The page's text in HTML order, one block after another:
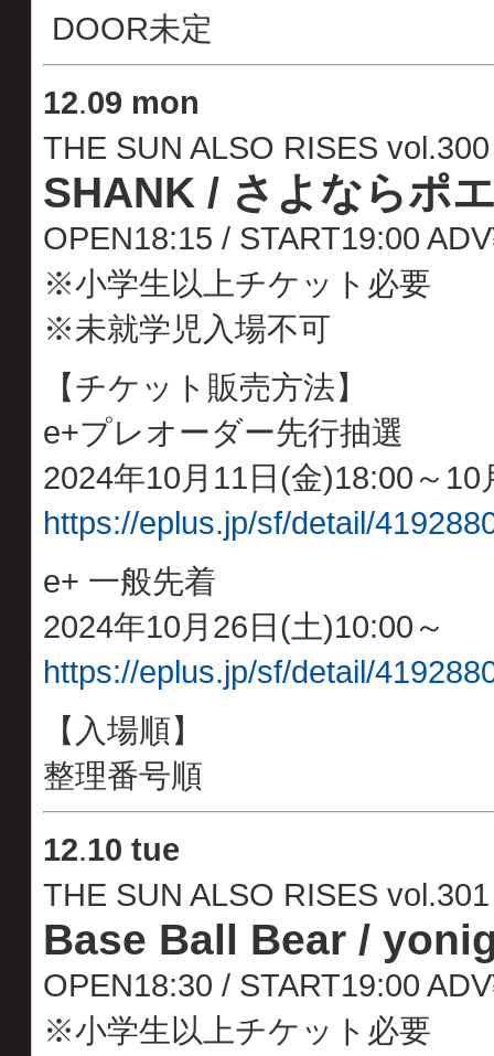
DOOR未定
12.09 mon
THE SUN ALSO RISES vol.300
SHANK / さよならポ
OPEN18:15 / START19:00
※小学生以上チケット必要
※未就学児入場不可
【チケット販売方法】
e+プレオーダー先行抽選
2024年10月11日(金)18:00～10
https://eplus.jp/sf/detail/
e+ 一般先着
2024年10月26日(土)10:00～
https://eplus.jp/sf/detail/
【入場順】
整理番号順
12.10 tue
THE SUN ALSO RISES vol.301
Base Ball Bear /
OPEN18:30 / START19:00
※小学生以上チケット必要